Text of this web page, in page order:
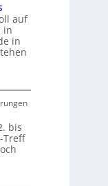
auf
in
in
bis
Treff